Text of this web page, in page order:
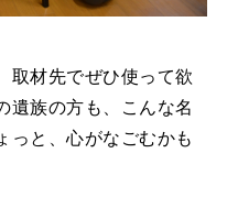
材先でぜひ使って欲
遺族の方も、こんな名
っと、心がなごむかも